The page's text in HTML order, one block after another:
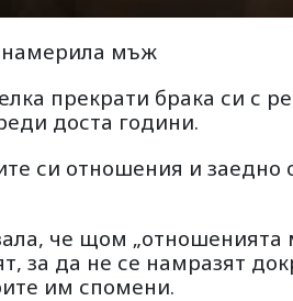
намерила мъж
прекрати брака си с
доста години.
си отношения и заедно
че щом
за да не се намразят
им спомени.